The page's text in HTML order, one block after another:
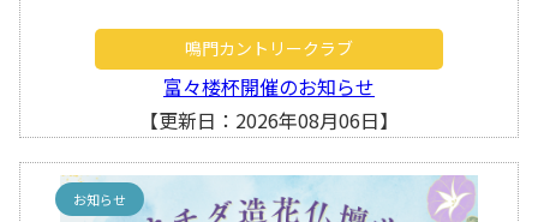
鳴門カントリークラブ
富々楼杯開催のお知らせ
【更新日：2026年08月06日】
お知らせ